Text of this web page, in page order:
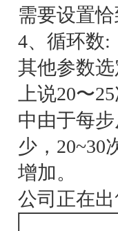
需要设置
4、循环数:
其他参数
上说20〜
中由于每
少，20~30
增加。
公司正在